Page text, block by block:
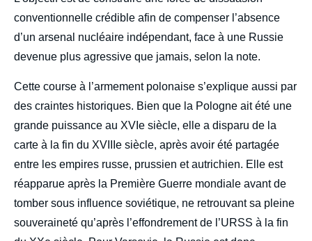
conventionnelle crédible afin de compenser l’absence
d’un arsenal nucléaire indépendant, face à une Russie
devenue plus agressive que jamais, selon la note.
Cette course à l’armement polonaise s’explique aussi par
des craintes historiques. Bien que la Pologne ait été une
grande puissance au XVIe siècle, elle a disparu de la
carte à la fin du XVIIIe siècle, après avoir été partagée
entre les empires russe, prussien et autrichien. Elle est
réapparue après la Première Guerre mondiale avant de
tomber sous influence soviétique, ne retrouvant sa pleine
souveraineté qu’après l’effondrement de l’URSS à la fin